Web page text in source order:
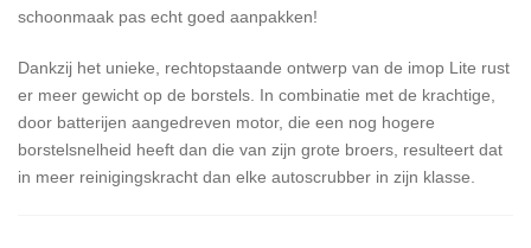
schoonmaak pas echt goed aanpakken!
Dankzij het unieke, rechtopstaande ontwerp van de imop Lite rust
er meer gewicht op de borstels. In combinatie met de krachtige,
door batterijen aangedreven motor, die een nog hogere
borstelsnelheid heeft dan die van zijn grote broers, resulteert dat
in meer reinigingskracht dan elke autoscrubber in zijn klasse.